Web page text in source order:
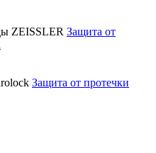
Защита от
Защита от протечки